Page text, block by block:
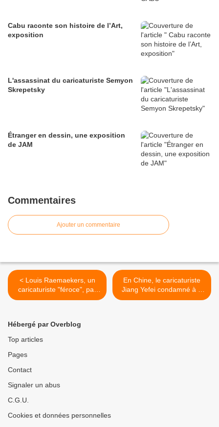
Cabu raconte son histoire de l’Art,
exposition
L'assassinat du caricaturiste Semyon
Skrepetsky
Étranger en dessin, une exposition
de JAM
Commentaires
Ajouter un commentaire
< Louis Raemaekers, un
caricaturiste "féroce", par
Gustave Kahn
En Chine, le caricaturiste
Jiang Yefei condamné à 6
ans de prison >
Hébergé par Overblog
Top articles
Pages
Contact
Signaler un abus
C.G.U.
Cookies et données personnelles